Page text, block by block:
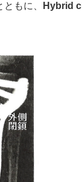
もに、
Hybrid